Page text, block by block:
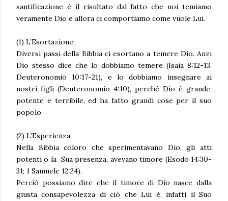
santificazione è il risultato dal fatto che noi temiamo
veramente Dio e allora ci comportiamo come vuole Lui.
(1) L’Esortazione.
Diversi passi della Bibbia ci esortano a temere Dio. Anzi
Dio stesso dice che lo dobbiamo temere (Isaia 8:12-13,
Deuteronomio 10:17-21), e lo dobbiamo insegnare ai
nostri figli (Deuteronomio 4:10), perché Dio è grande,
potente e terribile, ed ha fatto grandi cose per il suo
popolo.
(2) L’Esperienza.
Nella Bibbia coloro che sperimentavano Dio, gli atti
potenti o la Sua presenza, avevano timore (Esodo 14:30-
31; 1 Samuele 12:24).
Perciò possiamo dire che il timore di Dio nasce dalla
giusta consapevolezza di ciò che Lui è, infatti il Suo